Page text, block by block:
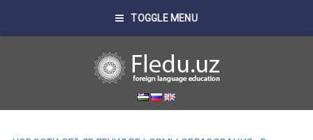
TOGGLE MENU